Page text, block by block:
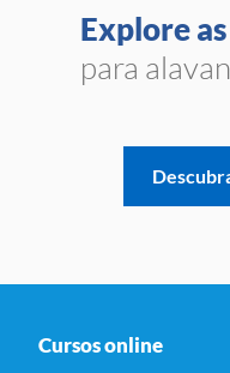
Explore
para
Cursos online